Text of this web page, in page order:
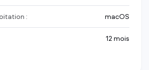
: macOS
12 mois